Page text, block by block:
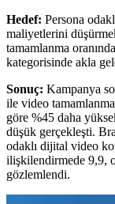
Hedef: Persona
maliyetlerini
tamamlanma
kategorisinde akla
Sonuç: Kampanya
ile video
göre %45 daha
düşük gerçekleşti.
odaklı dijital video
ilişkilendirmede 9,9,
gözlemlendi.